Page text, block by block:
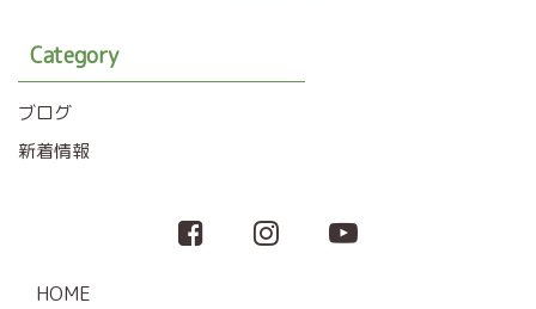
Category
ブログ
新着情報
HOME